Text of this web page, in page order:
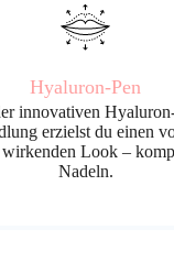
Hyaluron-Pen
innovativen
erzielst du einen
Look –
Nadeln.